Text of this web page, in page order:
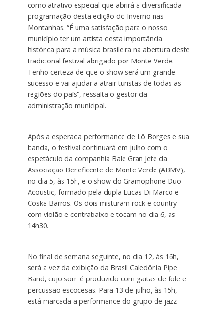
como atrativo especial que abrirá a diversificada
programação desta edição do Inverno nas
Montanhas. “É uma satisfação para o nosso
município ter um artista desta importância
histórica para a música brasileira na abertura deste
tradicional festival abrigado por Monte Verde.
Tenho certeza de que o show será um grande
sucesso e vai ajudar a atrair turistas de todas as
regiões do país”, ressalta o gestor da
administração municipal.
Após a esperada performance de Lô Borges e sua
banda, o festival continuará em julho com o
espetáculo da companhia Balé Gran Jetè da
Associação Beneficente de Monte Verde (ABMV),
no dia 5, às 15h, e o show do Gramophone Duo
Acoustic, formado pela dupla Lucas Di Marco e
Coska Barros. Os dois misturam rock e country
com violão e contrabaixo e tocam no dia 6, às
14h30.
No final de semana seguinte, no dia 12, às 16h,
será a vez da exibição da Brasil Caledônia Pipe
Band, cujo som é produzido com gaitas de fole e
percussão escocesas. Para 13 de julho, às 15h,
está marcada a performance do grupo de jazz